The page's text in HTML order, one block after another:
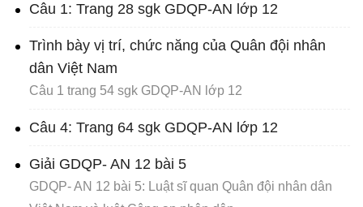
Câu 1: Trang 28 sgk GDQP-AN lớp 12
Trình bày vị trí, chức năng của Quân đội nhân
dân Việt Nam
Câu 1 trang 54 sgk GDQP-AN lớp 12
Câu 4: Trang 64 sgk GDQP-AN lớp 12
Giải GDQP- AN 12 bài 5
GDQP- AN 12 bài 5: Luật sĩ quan Quân đội nhân dân